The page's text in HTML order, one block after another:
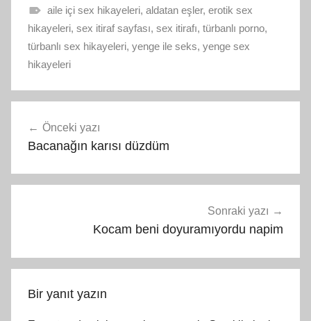
aile içi sex hikayeleri, aldatan eşler, erotik sex
hikayeleri, sex itiraf sayfası, sex itirafı, türbanlı porno,
türbanlı sex hikayeleri, yenge ile seks, yenge sex
hikayeleri
gezinmesi
Önceki yazı
Bacanağın karısı düzdüm
Sonraki yazı
Kocam beni doyuramıyordu napim
Bir yanıt yazın